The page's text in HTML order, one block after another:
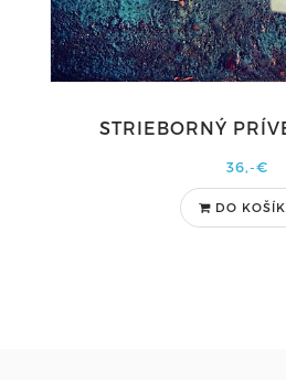
STRIEBORNÝ
36,-€
DO